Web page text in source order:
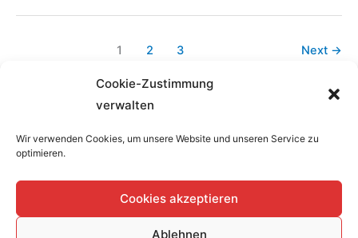
Cookie-Zustimmung
verwalten
Wir verwenden Cookies, um unsere Website und unseren Service zu
optimieren.
Cookies akzeptieren
Ablehnen
1 2 3 Next →
Home
Datenschutzerklärung